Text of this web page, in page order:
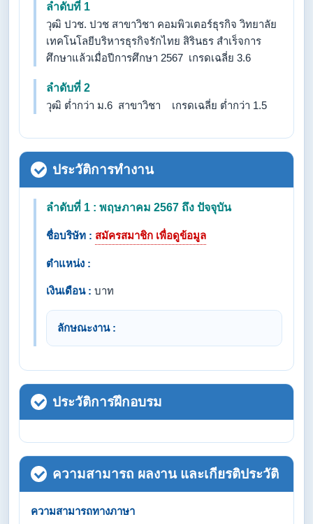
ลำดับที่ 1
วุฒิ ปวช. ปวช สาขาวิชา คอมพิวเตอร์ธุรกิจ วิทยาลัย
เทคโนโลยีบริหารธุรกิจรักไทย สิรินธร สำเร็จการ
ศึกษาแล้วเมื่อปีการศึกษา 2567 เกรดเฉลี่ย 3.6
ลำดับที่ 2
วุฒิ ต่ำกว่า ม.6 สาขาวิชา เกรดเฉลี่ย ต่ำกว่า 1.5
ประวัติการทำงาน
ลำดับที่ 1 : พฤษภาคม 2567 ถึง ปัจจุบัน
ชื่อบริษัท : สมัครสมาชิก เพื่อดูข้อมูล
ตำแหน่ง :
เงินเดือน : บาท
ลักษณะงาน :
ประวัติการฝึกอบรม
ความสามารถ ผลงาน และเกียรติประวัติ
ความสามารถทางภาษา